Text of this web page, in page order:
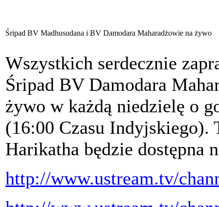
Śripad BV Madhusudana i BV Damodara Maharadżowie na żywo
Wszystkich serdecznie
Śripad BV Damodara
żywo w każdą niedzielę o
(16:00 Czasu Indyjskiego).
Harikatha będzie dostępna
http://www.ustream.tv/